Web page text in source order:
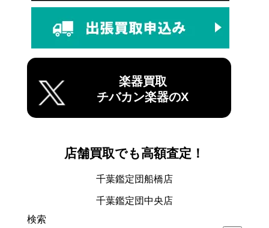
楽器買取
チバカン楽器のX
店舗買取でも高額査定！
千葉鑑定団船橋店
千葉鑑定団中央店
検索